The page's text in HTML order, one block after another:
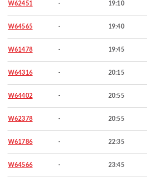
W62451 - 19:10
W64565 - 19:40
W61478 - 19:45
W64316 - 20:15
W64402 - 20:55
W62378 - 20:55
W61786 - 22:35
W64566 - 23:45